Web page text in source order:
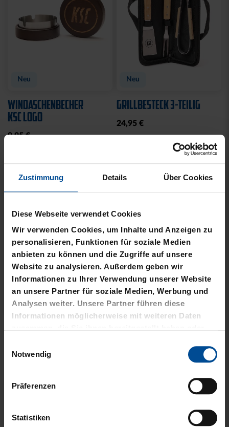
Zustimmung Details Über Cookies
Diese Webseite verwendet Cookies
Wir verwenden Cookies, um Inhalte und Anzeigen zu
personalisieren, Funktionen für soziale Medien
anbieten zu können und die Zugriffe auf unsere
Website zu analysieren. Außerdem geben wir
Informationen zu Ihrer Verwendung unserer Website
an unsere Partner für soziale Medien, Werbung und
Analysen weiter. Unsere Partner führen diese
Informationen möglicherweise mit weiteren Daten
gesammelt haben.
Notwendig
Präferenzen
Statistiken
Neu
WINDASCHENBECHER
KSC LOGO
9,95 €
Neu
GRILLBESTECK 3-TEILIG
24,95 €
Neu Neu